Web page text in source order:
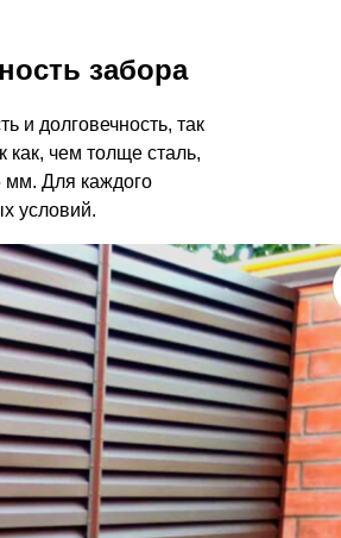
забора
и долговечность, так
как, чем толще сталь,
мм. Для каждого
условий.